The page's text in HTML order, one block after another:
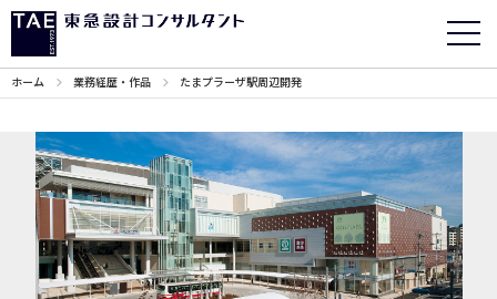
ホーム 業務経歴・作品 たまプラーザ駅周辺開発